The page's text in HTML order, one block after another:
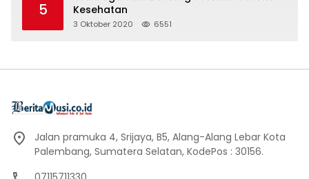
5
Kesehatan
3 Oktober 2020 6551
Jalan pramuka 4, Srijaya, B5, Alang-Alang Lebar Kota
Palembang, Sumatera Selatan, KodePos : 30156.